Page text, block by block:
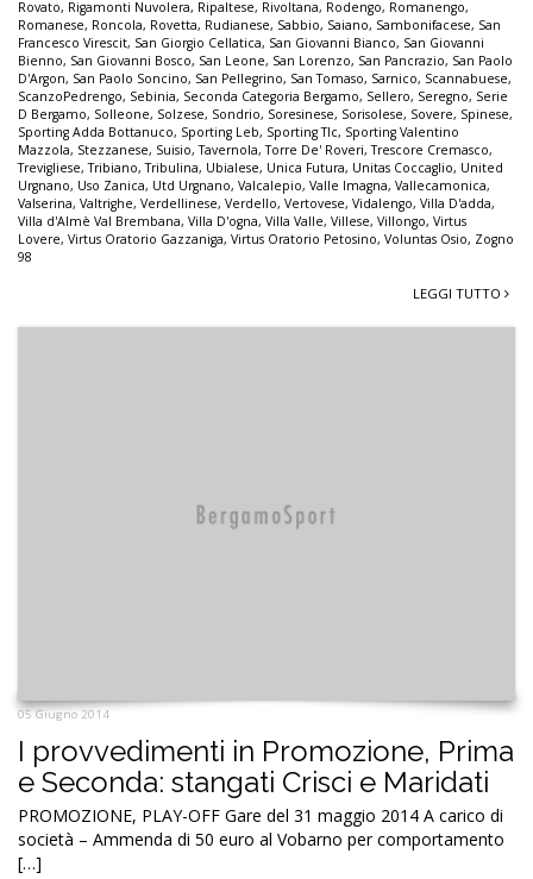
Rovato, Rigamonti Nuvolera, Ripaltese, Rivoltana, Rodengo, Romanengo,
Romanese, Roncola, Rovetta, Rudianese, Sabbio, Saiano, Sambonifacese, San
Francesco Virescit, San Giorgio Cellatica, San Giovanni Bianco, San Giovanni
Bienno, San Giovanni Bosco, San Leone, San Lorenzo, San Pancrazio, San Paolo
D'Argon, San Paolo Soncino, San Pellegrino, San Tomaso, Sarnico, Scannabuese,
ScanzoPedrengo, Sebinia, Seconda Categoria Bergamo, Sellero, Seregno, Serie
D Bergamo, Solleone, Solzese, Sondrio, Soresinese, Sorisolese, Sovere, Spinese,
Sporting Adda Bottanuco, Sporting Leb, Sporting Tlc, Sporting Valentino
Mazzola, Stezzanese, Suisio,Tavernola,Torre De' Roveri,Trescore Cremasco,
Trevigliese,Tribiano,Tribulina, Ubialese, Unica Futura, Unitas Coccaglio, United
Urgnano, Uso Zanica, Utd Urgnano, Valcalepio, Valle Imagna, Vallecamonica,
Valserina, Valtrighe, Verdellinese, Verdello, Vertovese, Vidalengo, Villa D'adda,
Villa d'Almè Val Brembana, Villa D'ogna, Villa Valle, Villese, Villongo, Virtus
Lovere, Virtus Oratorio Gazzaniga, Virtus Oratorio Petosino, Voluntas Osio, Zogno
98
LEGGI TUTTO
05 Giugno 2014
I provvedimenti in Promozione, Prima
e Seconda: stangati Crisci e Maridati
PROMOZIONE, PLAY-OFF Gare del 31 maggio 2014 A carico di
società – Ammenda di 50 euro al Vobarno per comportamento
[…]